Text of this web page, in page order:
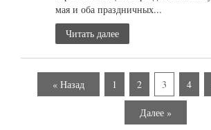
мая и оба праздничных...
Читать далее
« Назад 1 2 3 4
Далее »